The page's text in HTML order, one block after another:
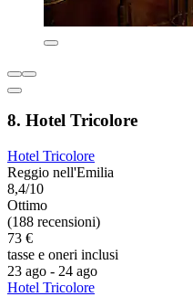
8. Hotel Tricolore
Hotel Tricolore
Reggio nell'Emilia
8,4/10
Ottimo
(188 recensioni)
73 €
tasse e oneri inclusi
23 ago - 24 ago
Hotel Tricolore